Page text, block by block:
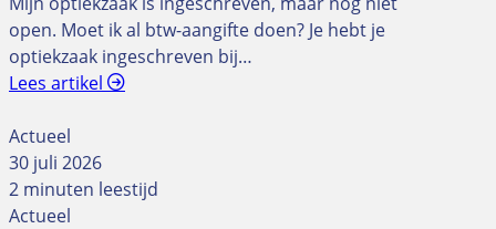
open. Moet ik al btw-aangifte doen? Je hebt je
optiekzaak ingeschreven bij…
Lees artikel
Actueel
30 juli 2026
2 minuten leestijd
Actueel